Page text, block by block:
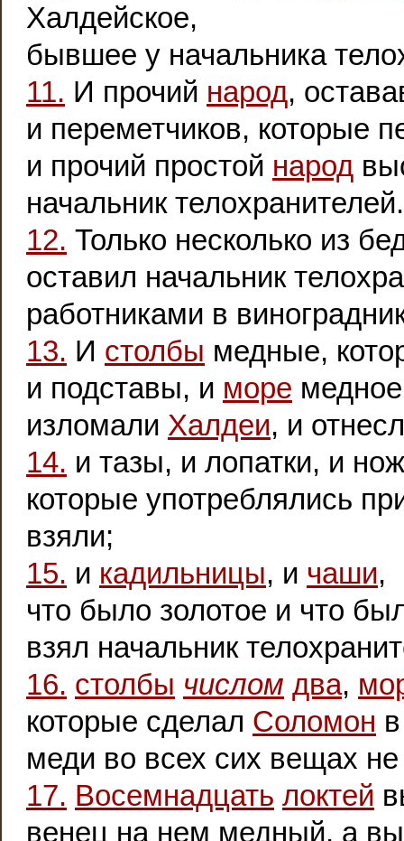
Халдейское,
бывшее у начальника
11. И прочий народ,
и переметчиков, которые
и прочий простой народ
начальник телохранителей.
12. Только несколько из
оставил начальник
работниками в
13. И столбы медные,
и подставы, и море
изломали Халдеи, и
14. и тазы, и лопатки, и
которые употреблялись
взяли;
15. и кадильницы, и чаши,
что было золотое и что
взял начальник
16. столбы числом два,
которые сделал Соломон
меди во всех сих вещах
17. Восемнадцать локтей
венец на нем медный, а